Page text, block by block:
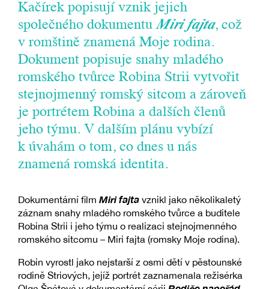
Kačírek popisují vznik jejich
společného dokumentuMiri fajta, což
v romštině znamená Moje rodina.
Dokument popisuje snahy mladého
romského tvůrce Robina Strii vytvořit
stejnojmenný romský sitcom a zároveň
je portrétem Robina a dalších členů
jeho týmu. V dalším plánu vybízí
k úvahám o tom, co dnes u nás
znamená romská identita.
Dokumentární film Miri fajta vznikl jako několikaletý
záznam snahy mladého romského tvůrce a buditele
Robina Strii i jeho týmu o realizaci stejnojmenného
romského sitcomu – Miri fajta (romsky Moje rodina).
Robin vyrostl jako nejstarší z osmi dětí v pěstounské
rodině Striových, jejíž portrét zaznamenala režisérka